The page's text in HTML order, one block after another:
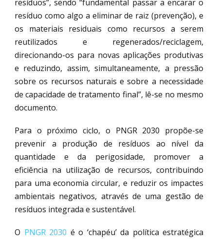
resíduos”, sendo “fundamental passar a encarar o
resíduo como algo a eliminar de raiz (prevenção), e
os materiais residuais como recursos a serem
reutilizados e regenerados/reciclagem,
direcionando-os para novas aplicações produtivas
e reduzindo, assim, simultaneamente, a pressão
sobre os recursos naturais e sobre a necessidade
de capacidade de tratamento final”, lê-se no mesmo
documento.
Para o próximo ciclo, o PNGR 2030 propõe-se
prevenir a produção de resíduos ao nível da
quantidade e da perigosidade, promover a
eficiência na utilização de recursos, contribuindo
para uma economia circular, e reduzir os impactes
ambientais negativos, através de uma gestão de
resíduos integrada e sustentável.
O PNGR 2030 é o ‘chapéu’ da política estratégica